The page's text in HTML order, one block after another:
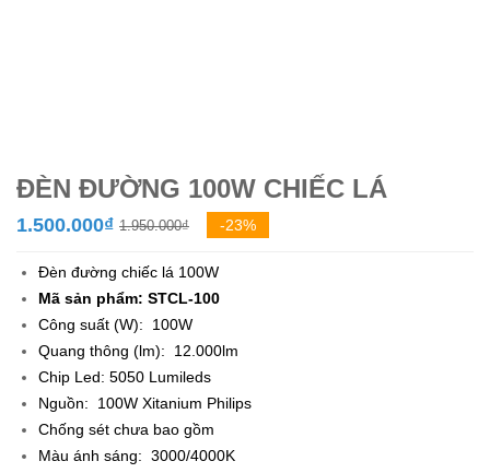
ĐÈN ĐƯỜNG 100W CHIẾC LÁ
1.950.000₫Giá
là:
1.950.000₫.
1.500.000₫
Giá
tại
là:
1.500.000₫.
-23%
Đèn đường chiếc lá 100W
Mã sản phẩm: STCL-100
Công suất (W): 100W
Quang thông (lm): 12.000lm
Chip Led: 5050 Lumileds
Nguồn: 100W Xitanium Philips
Chống sét chưa bao gồm
Màu ánh sáng: 3000/4000K